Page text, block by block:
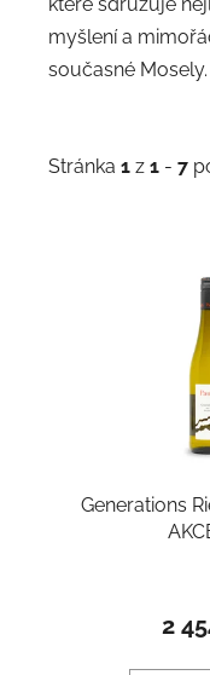
myšlení a
současné Mosely.
Stránka 1 z 1 - 7
Generations
2